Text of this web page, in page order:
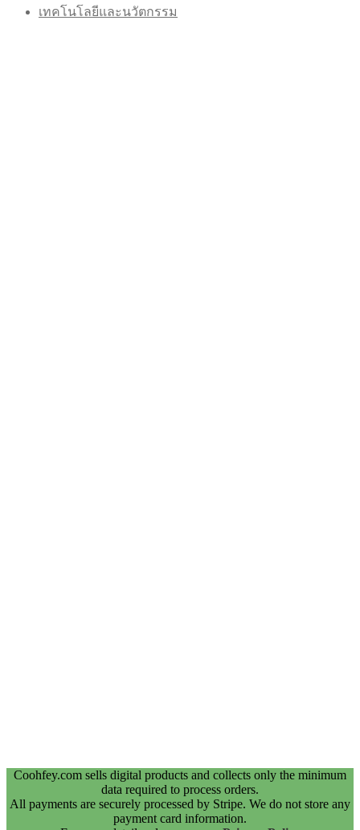
เทคโนโลยีและนวัตกรรม
Coohfey.com sells digital products and collects only the minimum
data required to process orders.
All payments are securely processed by Stripe. We do not store any
payment card information.